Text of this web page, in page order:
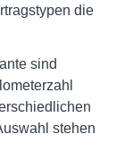
die
sind
stehen